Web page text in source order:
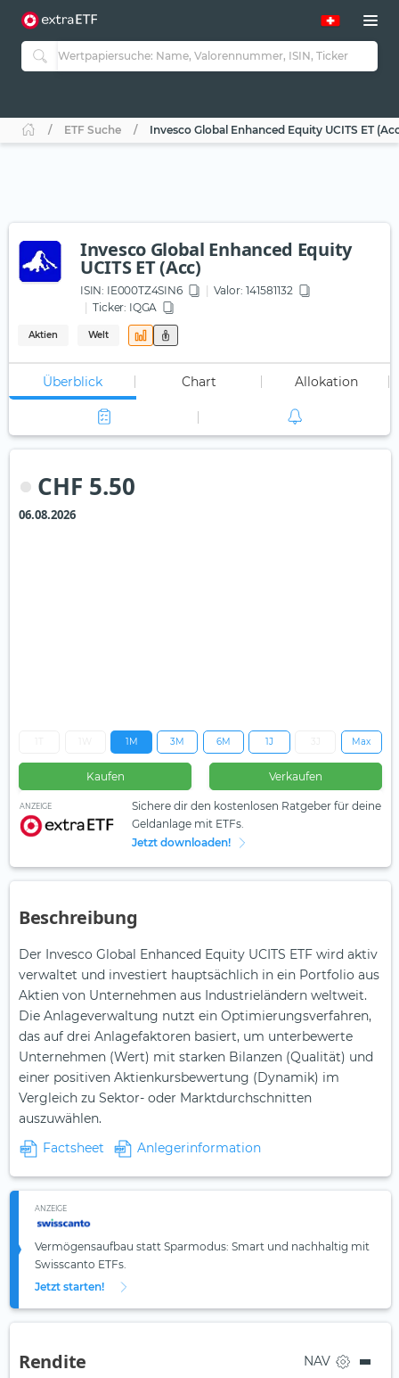
ETF Suche Invesco Global Enhanced Equity UCITS ET
Invesco Global Enhanced Equity
UCITS ET (Acc)
ISIN: IE000TZ4SIN6
Valor: 141581132
Ticker: IQGA
Aktien Welt
Überblick Chart Allokation
CHF 5.50
06.08.2026
1M 3M 6M 1J Max
Kaufen Verkaufen
ANZEIGE
Sichere dir den kostenlosen Ratgeber für deine
Geldanlage mit ETFs.
Jetzt downloaden!
Beschreibung
Der Invesco Global Enhanced Equity UCITS ETF wird aktiv
verwaltet und investiert hauptsächlich in ein Portfolio aus
Aktien von Unternehmen aus Industrieländern weltweit.
Die Anlageverwaltung nutzt ein Optimierungsverfahren,
das auf drei Anlagefaktoren basiert, um unterbewerte
Unternehmen (Wert) mit starken Bilanzen (Qualität) und
einer positiven Aktienkursbewertung (Dynamik) im
Vergleich zu Sektor- oder Marktdurchschnitten
auszuwählen.
Factsheet
Anlegerinformation
ANZEIGE
Vermögensaufbau statt Sparmodus: Smart und nachhaltig mit
Swisscanto ETFs.
Jetzt starten!
Rendite NAV